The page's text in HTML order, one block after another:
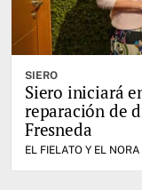
SIERO
Siero iniciará
reparación de
Fresneda
EL FIELATO Y EL NORA